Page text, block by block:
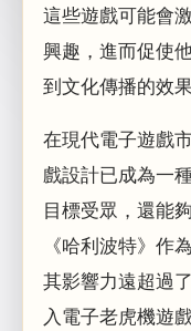
這些遊戲可能會
興趣，進而促使
到文化傳播的效果
在現代電子遊戲
戲設計已成為一
目標受眾，還能
《哈利波特》作
其影響力遠超過
入電子老虎機遊